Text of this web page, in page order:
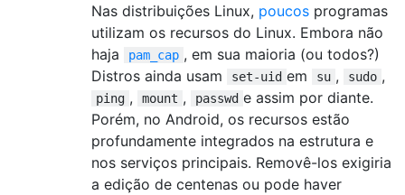
Nas distribuições Linux, poucos programas
utilizam os recursos do Linux. Embora não
haja
pam_cap , em sua maioria (ou todos?)
Distros ainda usam
set-uid em su , sudo ,
ping , mount , passwd e assim por diante.
Porém, no Android, os recursos estão
profundamente integrados na estrutura e
nos serviços principais. Removê-los exigiria
a edição de centenas ou pode haver